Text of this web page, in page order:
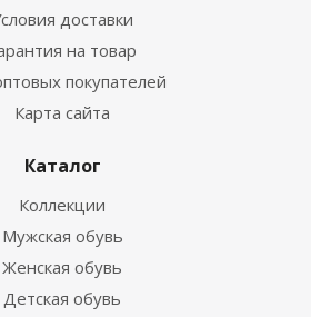
доставки
на товар
покупателей
Карта сайта
Каталог
Коллекции
Мужская обувь
Женская обувь
Детская обувь